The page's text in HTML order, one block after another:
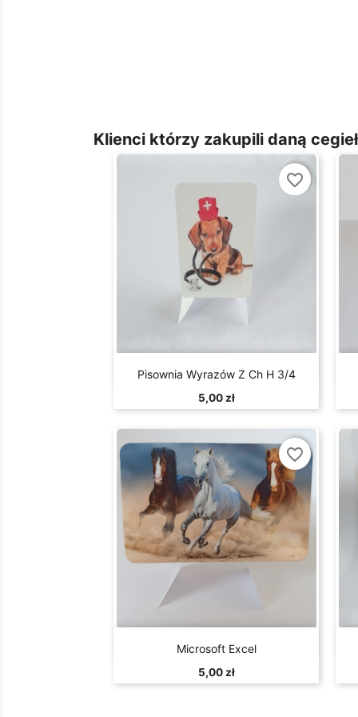
Klienci którzy zakupili daną
Szybki podgląd
Pisownia Wyrazów Z Ch H 3/4
5,00 zł
favorite_border
Szybki podgląd
Microsoft Excel
5,00 zł
favorite_border